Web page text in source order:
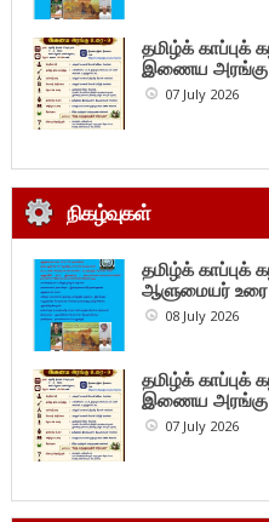
தமிழ்க் காப்புக்
இணைய அரங்கு
07 July 2026
நிகழ்வுகள்
தமிழ்க்
ஆளுமையர் உரை
08 July 2026
தமிழ்க் காப்புக்
இணைய அரங்கு
07 July 2026